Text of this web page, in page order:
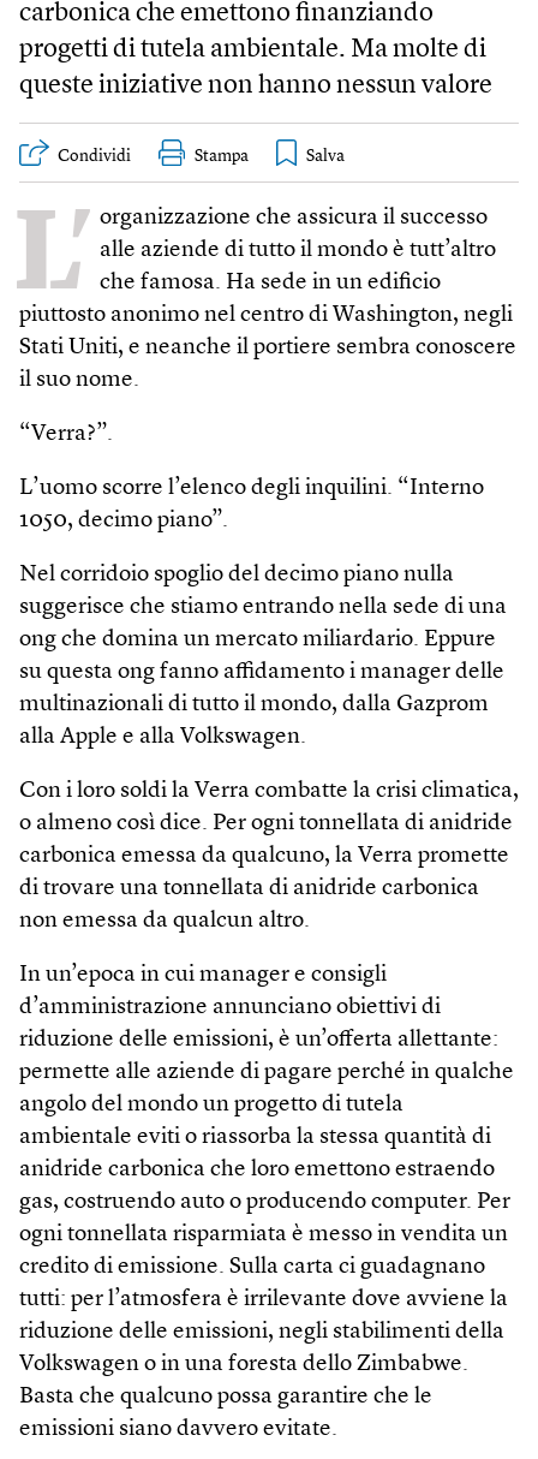
carbonica che emettono finanziando
progetti di tutela ambientale. Ma molte di
queste iniziative non hanno nessun valore
Condividi Stampa
L’ organizzazione che assicura il successo
alle aziende di tutto il mondo è tutt’altro
che famosa. Ha sede in un edificio
piuttosto anonimo nel centro di Washington, negli
Stati Uniti, e neanche il portiere sembra conoscere
il suo nome.
“Verra?”.
L’uomo scorre l’elenco degli inquilini. “Interno
1050, decimo piano”.
Nel corridoio spoglio del decimo piano nulla
suggerisce che stiamo entrando nella sede di una
ong che domina un mercato miliardario. Eppure
su questa ong fanno affidamento i manager delle
multinazionali di tutto il mondo, dalla Gazprom
alla Apple e alla Volkswagen.
Con i loro soldi la Verra combatte la crisi climatica,
o almeno così dice. Per ogni tonnellata di anidride
carbonica emessa da qualcuno, la Verra promette
di trovare una tonnellata di anidride carbonica
non emessa da qualcun altro.
In un’epoca in cui manager e consigli
d’amministrazione annunciano obiettivi di
riduzione delle emissioni, è un’offerta allettante:
permette alle aziende di pagare perché in qualche
angolo del mondo un progetto di tutela
ambientale eviti o riassorba la stessa quantità di
anidride carbonica che loro emettono estraendo
gas, costruendo auto o producendo computer. Per
ogni tonnellata risparmiata è messo in vendita un
credito di emissione. Sulla carta ci guadagnano
tutti: per l’atmosfera è irrilevante dove avviene la
riduzione delle emissioni, negli stabilimenti della
Volkswagen o in una foresta dello Zimbabwe.
Basta che qualcuno possa garantire che le
emissioni siano davvero evitate.